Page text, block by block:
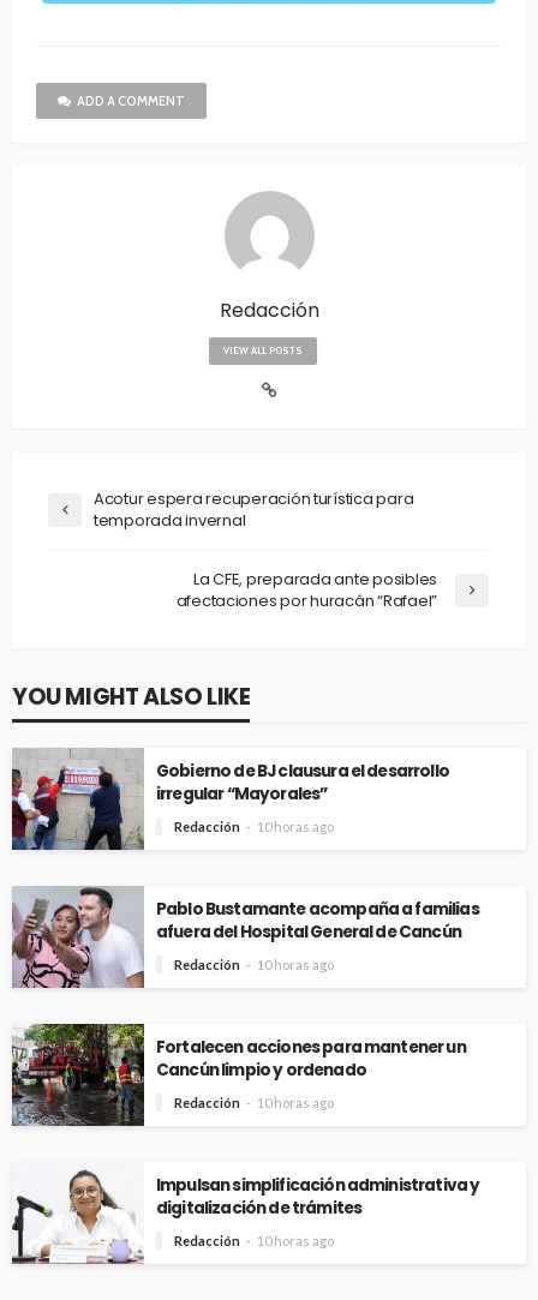
ADD A COMMENT
Redacción
VIEW ALL POSTS
Acotur espera recuperación turística para
temporada invernal
La CFE, preparada ante posibles
afectaciones por huracán “Rafael”
YOU MIGHT ALSO LIKE
Gobierno de BJ clausura el desarrollo
irregular “Mayorales”
Redacción 10 horas ago
Pablo Bustamante acompaña a familias
afuera del Hospital General de Cancún
Redacción 10 horas ago
Fortalecen acciones para mantener un
Cancún limpio y ordenado
Redacción 10 horas ago
Impulsan simplificación administrativa y
digitalización de trámites
Redacción 10 horas ago